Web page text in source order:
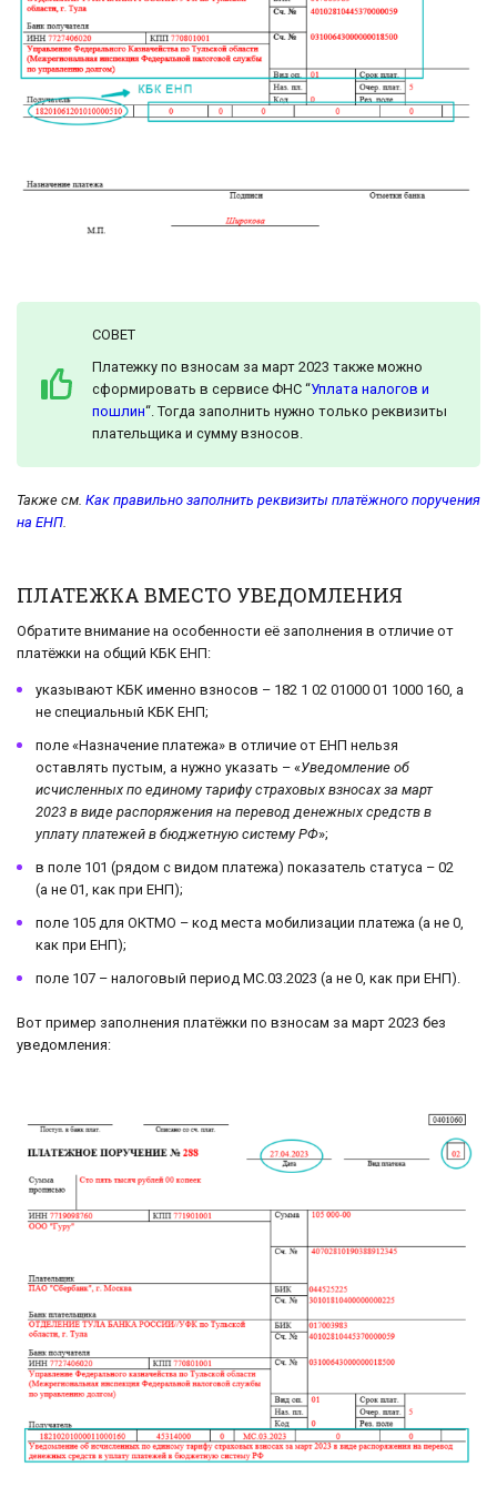
СОВЕТ
Платежку по взносам за март 2023 также можно
сформировать в сервисе ФНС “Уплата налогов и
пошлин“. Тогда заполнить нужно только реквизиты
плательщика и сумму взносов.
Также см. Как правильно заполнить реквизиты платёжного поручения
на ЕНП.
ПЛАТЕЖКА ВМЕСТО УВЕДОМЛЕНИЯ
Обратите внимание на особенности её заполнения в отличие от
платёжки на общий КБК ЕНП:
указывают КБК именно взносов – 182 1 02 01000 01 1000 160, а
не специальный КБК ЕНП;
поле «Назначение платежа» в отличие от ЕНП нельзя
оставлять пустым, а нужно указать – «Уведомление об
исчисленных по единому тарифу страховых взносах за март
2023 в виде распоряжения на перевод денежных средств в
уплату платежей в бюджетную систему РФ»;
в поле 101 (рядом с видом платежа) показатель статуса – 02
(а не 01, как при ЕНП);
поле 105 для ОКТМО – код места мобилизации платежа (а не 0,
как при ЕНП);
поле 107 – налоговый период МС.03.2023 (а не 0, как при ЕНП).
Вот пример заполнения платёжки по взносам за март 2023 без
уведомления: